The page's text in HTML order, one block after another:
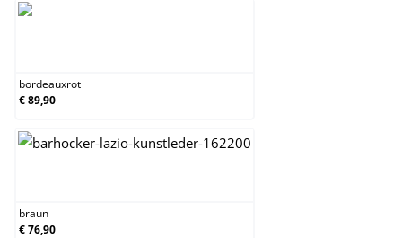
bordeauxrot
€ 89,90
braun
€ 76,90